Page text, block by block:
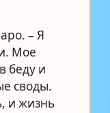
– Я
Мое
беду и
своды.
и жизнь